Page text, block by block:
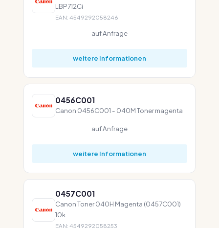
LBP712Ci
EAN: 4549292058246
auf Anfrage
weitere Informationen
0456C001
Canon 0456C001 - 040M Toner magenta
auf Anfrage
weitere Informationen
0457C001
Canon Toner 040H Magenta (0457C001)
10k
EAN: 4549292058253